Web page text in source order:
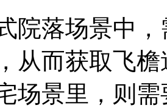
院落场景中
从而获取飞
场景里，则